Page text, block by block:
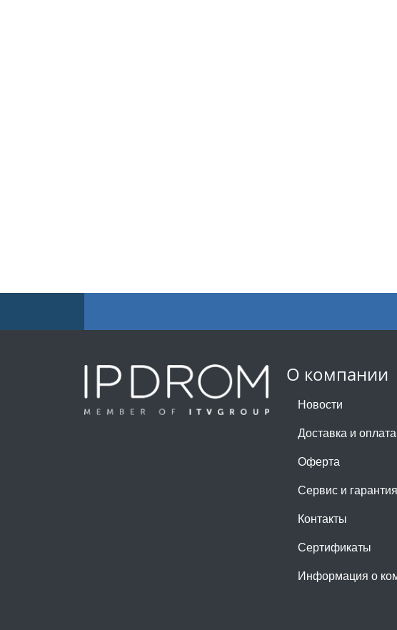
О компании
Новости
Доставка и оплата
Оферта
Сервис и гарантия
Контакты
Сертификаты
Информация о